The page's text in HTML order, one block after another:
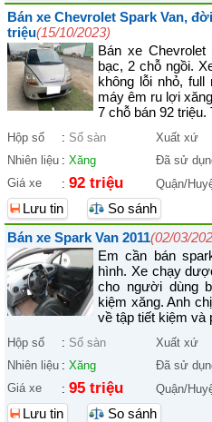
Bán xe Chevrolet Spark Van,
triệu(15/10/2023)
Bán xe
bạc, 2 chỗ ngồi.
không lỗi nhỏ,
máy êm ru lợi
7 chỗ bán 92 triệu.
Hộp số : Số sàn Xuất xứ
Nhiên liệu : Xăng Đã sử
Giá xe
: 92 triệu Quận/
Lưu tin
So sánh
Bán xe Spark Van 2011(02/03/
Em cần bán
hình. Xe chạy
cho người dùng
kiệm xăng. Anh
về tập tiết kiệm và
Hộp số : Số sàn Xuất xứ
Nhiên liệu : Xăng Đã sử
Giá xe
: 95 triệu Quận/
Lưu tin
So sánh